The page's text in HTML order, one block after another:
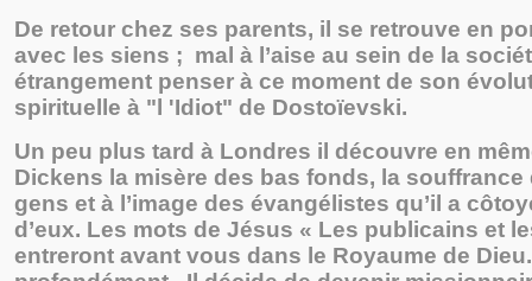
De retour chez ses parents, il se retrouve en
avec les siens ; mal à l’aise au sein de la
étrangement penser à ce moment de son
spirituelle à "l 'Idiot" de Dostoïevski.
Un peu plus tard à Londres il découvre en
Dickens la misère des bas fonds, la souffrance
gens et à l’image des évangélistes qu’il a
d’eux. Les mots de Jésus « Les publicains et
entreront avant vous dans le Royaume de